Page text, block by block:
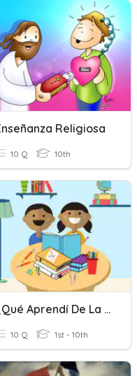
Religiosa
10 Q 10th
¿Qué Aprendí De La Enseñanza?
10 Q 1st - 10th